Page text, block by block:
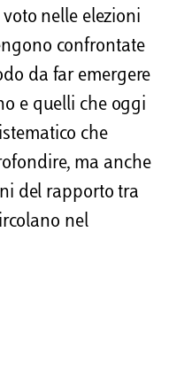
nelle elezioni
confrontate
da far emergere
e quelli che oggi
che
ma anche
del rapporto tra
nel